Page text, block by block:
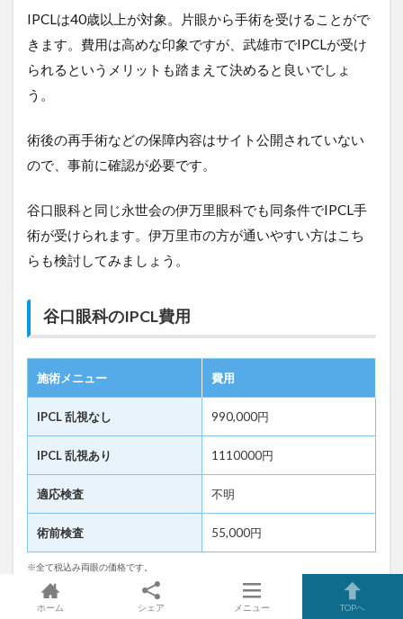
IPCLは40歳以上が対象。片眼から手術を受けることがで
きます。費用は高めな印象ですが、武雄市でIPCLが受け
られるというメリットも踏まえて決めると良いでしょ
う。
術後の再手術などの保障内容はサイト公開されていない
ので、事前に確認が必要です。
谷口眼科と同じ永世会の伊万里眼科でも同条件でIPCL手
術が受けられます。伊万里市の方が通いやすい方はこち
らも検討してみましょう。
谷口眼科のIPCL費用
施術メニュー 費用
IPCL 乱視なし 990,000円
IPCL 乱視あり 1110000円
適応検査 不明
術前検査 55,000円
※全て税込み両眼の価格です。
ホーム シェア メニュー TOPへ